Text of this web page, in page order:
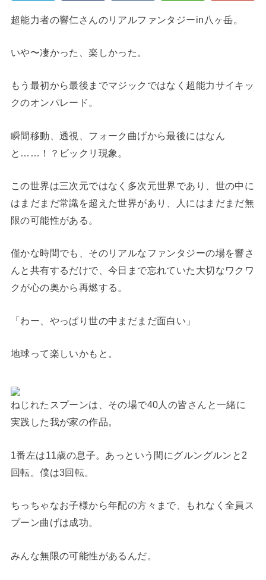
超能力者の響仁さんのリアルファンタジーin八ヶ岳。
いや〜凄かった、楽しかった。
もう最初から最後までマジックではなく超能力サイキッ
クのオンパレード。
瞬間移動、透視、フォーク曲げから最後にはなん
と……！？ビックリ現象。
この世界は三次元ではなく多次元世界であり、世の中に
はまだまだ常識を超えた世界があり、人にはまだまだ無
限の可能性がある。
僅かな時間でも、そのリアルなファンタジーの場を響さ
んと共有するだけで、今日まで忘れていた大切なワクワ
クが心の奥から再燃する。
「わー、やっぱり世の中まだまだ面白い」
地球って楽しいかもと。
ねじれたスプーンは、その場で40人の皆さんと一緒に
実践した我が家の作品。
1番左は11歳の息子。あっという間にグルングルンと2
回転。僕は3回転。
ちっちゃなお子様から年配の方々まで、もれなく全員ス
プーン曲げは成功。
みんな無限の可能性があるんだ。